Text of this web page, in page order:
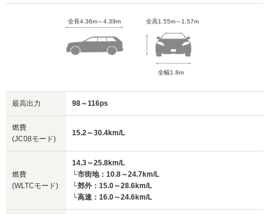
全長4.36m～4.39m 全高1.55m～1.57m
全幅1.8m
最高出力 98～116ps
燃費
(JC08モード)
15.2～30.4km/L
燃費
(WLTCモード)
14.3～25.8km/L
└市街地：10.8～24.7km/L
└郊外：15.0～28.6km/L
└高速：16.0～24.6km/L